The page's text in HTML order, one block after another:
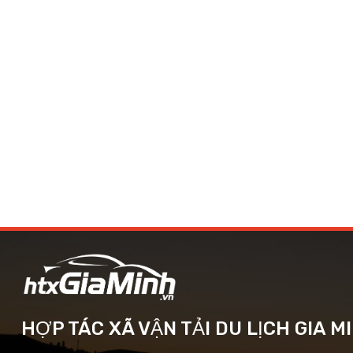
HỢP TÁC XÃ VẬN TẢI DU LỊCH GIA